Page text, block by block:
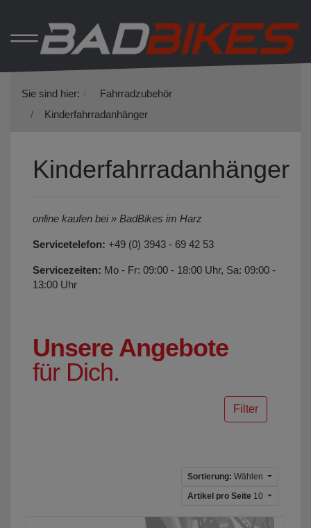
Sie sind hier:
Fahrradzubehör
Kinderfahrradanhänger
Kinderfahrradanhänger
online kaufen bei » BadBikes im Harz
Servicetelefon: +49 (0) 3943 - 69 42 53
Servicezeiten: Mo - Fr: 09:00 - 18:00 Uhr, Sa: 09:00 -
13:00 Uhr
Unsere Angebote
für Dich.
Filter
Sortierung: Wählen
Artikel pro Seite 10